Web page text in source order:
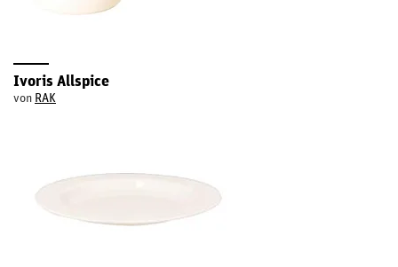
Ivoris Allspice
von RAK